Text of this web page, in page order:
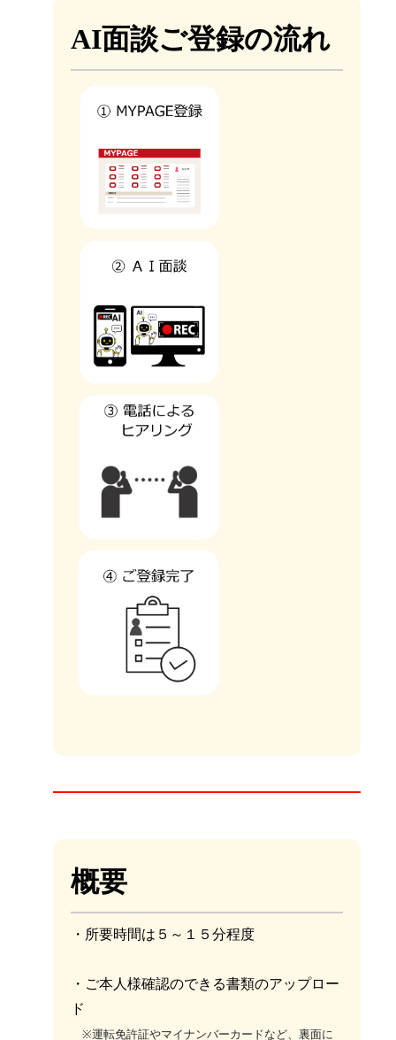
AI面談ご登録の流れ
概要
・所要時間は５～１５分程度
・ご本人様確認のできる書類のアップロー
ド
※運転免許証やマイナンバーカードなど、裏面に